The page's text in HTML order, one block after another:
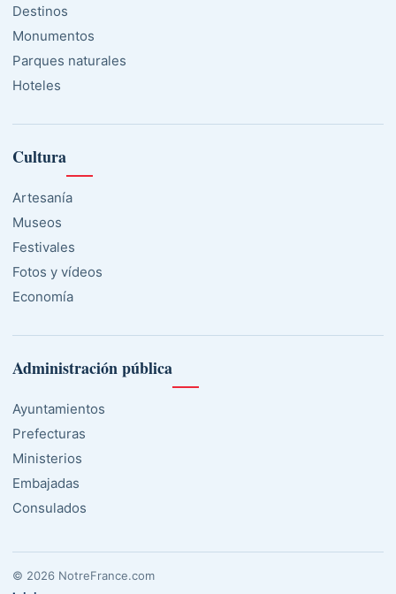
Destinos
Monumentos
Parques naturales
Hoteles
Cultura
Artesanía
Museos
Festivales
Fotos y vídeos
Economía
Administración pública
Ayuntamientos
Prefecturas
Ministerios
Embajadas
Consulados
© 2026 NotreFrance.com